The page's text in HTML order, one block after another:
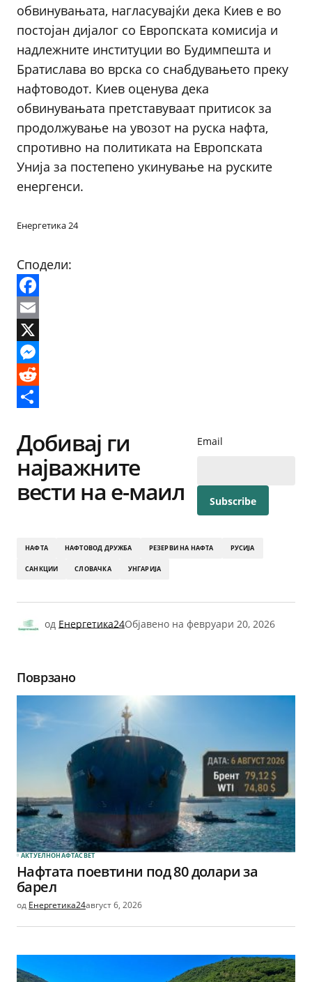
обвинувањата, нагласувајќи дека Киев е во
постојан дијалог со Европската комисија и
надлежните институции во Будимпешта и
Братислава во врска со снабдувањето преку
нафтоводот. Киев оценува дека
обвинувањата претставуваат притисок за
продолжување на увозот на руска нафта,
спротивно на политиката на Европската
Унија за постепено укинување на руските
енергенси.
Енергетика 24
Сподели:
Facebook
Email
X
Messenger
Reddit
Добивај ги
најважните
вести на е-маил
Email
НАФТА НАФТОВОД ДРУЖБА РЕЗЕРВИ НА НАФТА РУСИЈА
САНКЦИИ СЛОВАЧКА УНГАРИЈА
од Енергетика24Објавено на февруари 20, 2026
Поврзано
АКТУЕЛНОНАФТАСВЕТ
Нафтата поевтини под 80 долари за
барел
од Енергетика24август 6, 2026